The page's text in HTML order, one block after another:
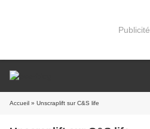
Publicité
Accueil » Unscraplift sur C&S life